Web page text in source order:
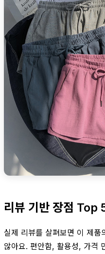
리뷰 기반 장점 Top
실제 리뷰를 살펴보면 이 제품
않아요. 편안함, 활용성, 가격